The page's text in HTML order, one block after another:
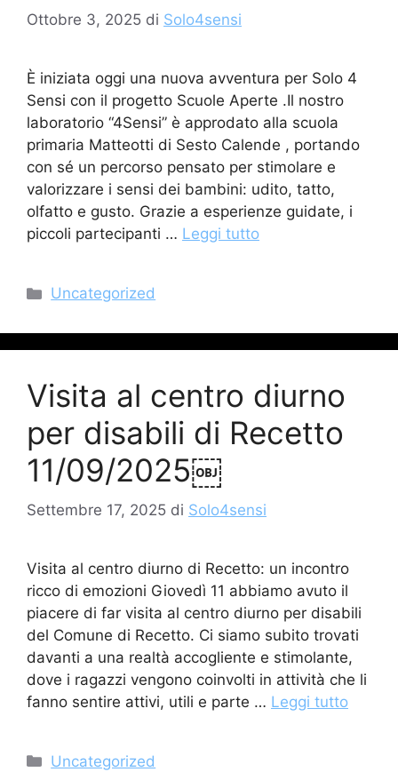
Ottobre 3, 2025 di Solo4sensi
È iniziata oggi una nuova avventura per Solo 4
Sensi con il progetto Scuole Aperte .Il nostro
laboratorio “4Sensi” è approdato alla scuola
primaria Matteotti di Sesto Calende , portando
con sé un percorso pensato per stimolare e
valorizzare i sensi dei bambini: udito, tatto,
olfatto e gusto. Grazie a esperienze guidate, i
piccoli partecipanti … Leggi tutto
Categorie
Uncategorized
Visita al centro diurno
per disabili di Recetto
11/09/2025￼
Settembre 17, 2025 di Solo4sensi
Visita al centro diurno di Recetto: un incontro
ricco di emozioni Giovedì 11 abbiamo avuto il
piacere di far visita al centro diurno per disabili
del Comune di Recetto. Ci siamo subito trovati
davanti a una realtà accogliente e stimolante,
dove i ragazzi vengono coinvolti in attività che li
fanno sentire attivi, utili e parte … Leggi tutto
Categorie
Uncategorized